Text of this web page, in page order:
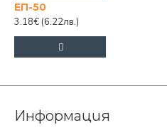
ЕП-50
3.18€ (6.22лв.)
Информация